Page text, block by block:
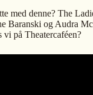
med denne? The
Baranski og Audra
vi på Theatercaféen?